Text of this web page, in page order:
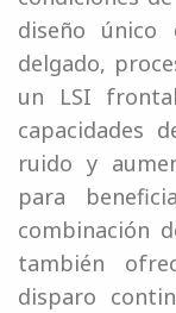
diseño único
delgado,
un LSI
capacidades
ruido y
para
combinación
también
disparo